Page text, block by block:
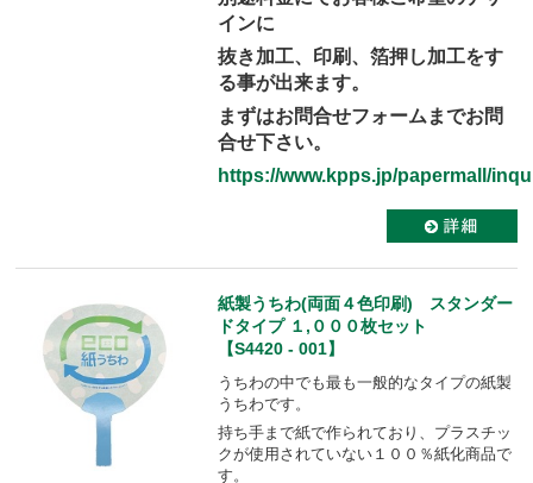
インに
抜き加工、印刷、箔押し加工をす
る事が出来ます。
まずはお問合せフォームまでお問
合せ下さい。
https://www.kpps.jp/papermall/
紙製うちわ(両面４色印刷) スタンダー
ドタイプ １,０００枚セット
【S4420 - 001】
うちわの中でも最も一般的なタイプの紙製
うちわです。
持ち手まで紙で作られており、プラスチッ
クが使用されていない１００％紙化商品で
す。